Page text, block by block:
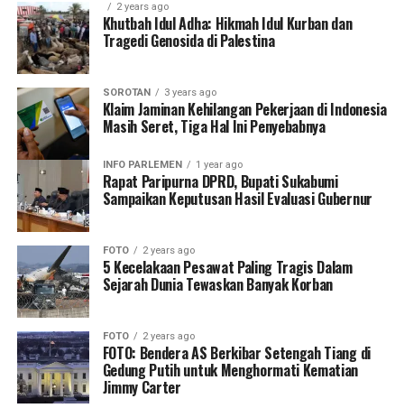
2 years ago
Khutbah Idul Adha: Hikmah Idul Kurban dan
Tragedi Genosida di Palestina
SOROTAN 3 years ago
Klaim Jaminan Kehilangan Pekerjaan di Indonesia
Masih Seret, Tiga Hal Ini Penyebabnya
INFO PARLEMEN 1 year ago
Rapat Paripurna DPRD, Bupati Sukabumi
Sampaikan Keputusan Hasil Evaluasi Gubernur
FOTO 2 years ago
5 Kecelakaan Pesawat Paling Tragis Dalam
Sejarah Dunia Tewaskan Banyak Korban
FOTO 2 years ago
FOTO: Bendera AS Berkibar Setengah Tiang di
Gedung Putih untuk Menghormati Kematian
Jimmy Carter